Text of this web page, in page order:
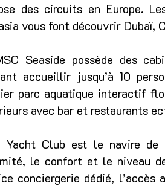
des circuits en Europe.
vous font découvrir Dubaï,
Seaside possède des
accueillir jusqu’à 10
parc aquatique interactif
avec bar et restaurants
Yacht Club est le navire
le confort et le niveau
conciergerie dédié,